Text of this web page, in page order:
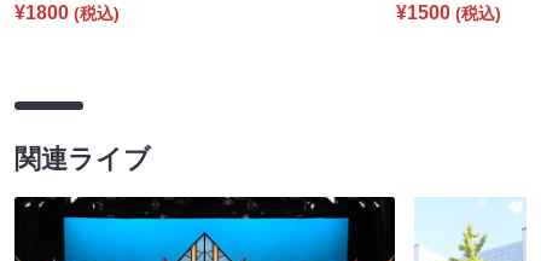
¥1800 (税込)
¥1500 (税込)
関連ライブ